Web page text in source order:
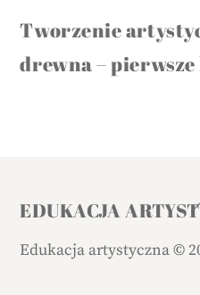
Tworzenie
drewna –
EDUKACJA
Edukacja artystyczna©